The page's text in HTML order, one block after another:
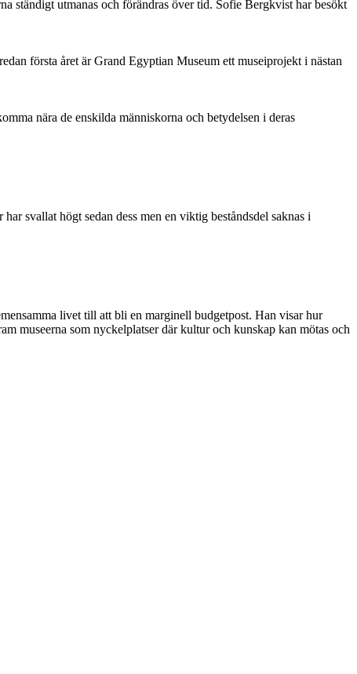
ständigt utmanas och förändras över tid. Sofie Bergkvist har besökt
första året är Grand Egyptian Museum ett museiprojekt i nästan
nära de enskilda människorna och betydelsen i deras
svallat högt sedan dess men en viktig beståndsdel saknas i
livet till att bli en marginell budgetpost. Han visar hur
museerna som nyckelplatser där kultur och kunskap kan mötas och